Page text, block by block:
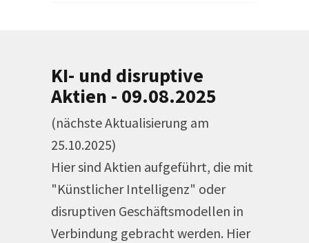
KI- und disruptive
Aktien - 09.08.2025
(nächste Aktualisierung am
25.10.2025)
Hier sind Aktien aufgeführt, die mit
"Künstlicher Intelligenz" oder
disruptiven Geschäftsmodellen in
Verbindung gebracht werden. Hier